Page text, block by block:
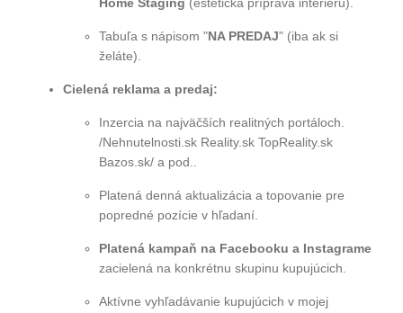
Tabuľa s nápisom "NA PREDAJ" (iba ak si
želáte).
Cielená reklama a predaj:
Inzercia na najväčších realitných portáloch.
/Nehnutelnosti.sk Reality.sk TopReality.sk
Bazos.sk/ a pod..
Platená denná aktualizácia a topovanie pre
popredné pozície v hľadaní.
Platená kampaň na Facebooku a Instagrame
zacielená na konkrétnu skupinu kupujúcich.
Aktívne vyhľadávanie kupujúcich v mojej